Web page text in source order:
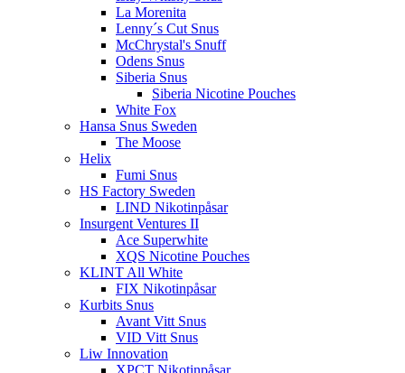
La Morenita
Lenny´s Cut Snus
McChrystal's Snuff
Odens Snus
Siberia Snus
Siberia Nicotine Pouches
White Fox
Hansa Snus Sweden
The Moose
Helix
Fumi Snus
HS Factory Sweden
LIND Nikotinpåsar
Insurgent Ventures II
Ace Superwhite
XQS Nicotine Pouches
KLINT All White
FIX Nikotinpåsar
Kurbits Snus
Avant Vitt Snus
VID Vitt Snus
Liw Innovation
XPCT Nikotinpåsar